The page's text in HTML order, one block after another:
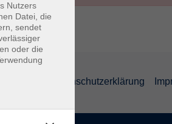
Datenschutzerklärung
Nutzers
Datei, die
sendet
oder die